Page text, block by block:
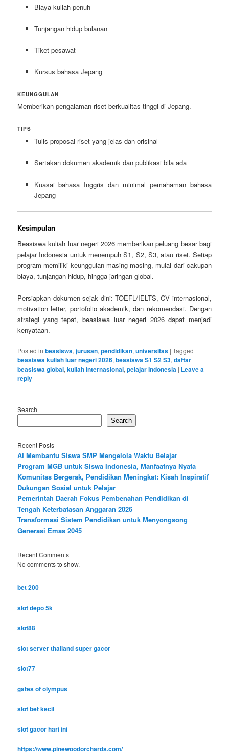
Biaya kuliah penuh
Tunjangan hidup bulanan
Tiket pesawat
Kursus bahasa Jepang
KEUNGGULAN
Memberikan pengalaman riset berkualitas tinggi di Jepang.
TIPS
Tulis proposal riset yang jelas dan orisinal
Sertakan dokumen akademik dan publikasi bila ada
Kuasai bahasa Inggris dan minimal pemahaman bahasa
Jepang
Kesimpulan
Beasiswa kuliah luar negeri 2026 memberikan peluang besar bagi
pelajar Indonesia untuk menempuh S1, S2, S3, atau riset. Setiap
program memiliki keunggulan masing-masing, mulai dari cakupan
biaya, tunjangan hidup, hingga jaringan global.
Persiapkan dokumen sejak dini: TOEFL/IELTS, CV internasional,
motivation letter, portofolio akademik, dan rekomendasi. Dengan
strategi yang tepat, beasiswa luar negeri 2026 dapat menjadi
kenyataan.
Posted in beasiswa,jurusan,pendidikan,universitas |Tagged
beasiswa kuliah luar negeri 2026,beasiswa S1 S2 S3,daftar
beasiswa global,kuliah internasional,pelajar Indonesia | Leave a
reply
Search
Search
Recent Posts
AI Membantu Siswa SMP Mengelola Waktu Belajar
Program MGB untuk Siswa Indonesia, Manfaatnya Nyata
Komunitas Bergerak, Pendidikan Meningkat: Kisah Inspiratif
Dukungan Sosial untuk Pelajar
Pemerintah Daerah Fokus Pembenahan Pendidikan di
Tengah Keterbatasan Anggaran 2026
Transformasi Sistem Pendidikan untuk Menyongsong
Generasi Emas 2045
Recent Comments
No comments to show.
bet 200
slot depo 5k
slot88
slot server thailand super gacor
slot77
gates of olympus
slot bet kecil
slot gacor hari ini
https://www.pinewoodorchards.com/